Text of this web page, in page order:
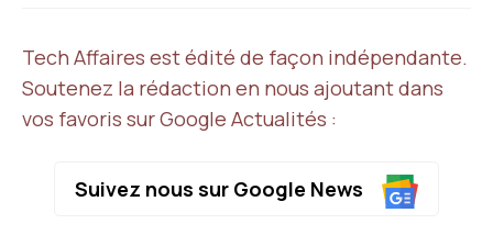
Tech Affaires est édité de façon indépendante.
Soutenez la rédaction en nous ajoutant dans
vos favoris sur Google Actualités :
Suivez nous sur Google News